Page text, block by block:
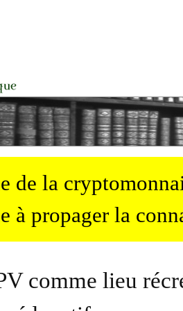
de la
à propager la
comme lieu